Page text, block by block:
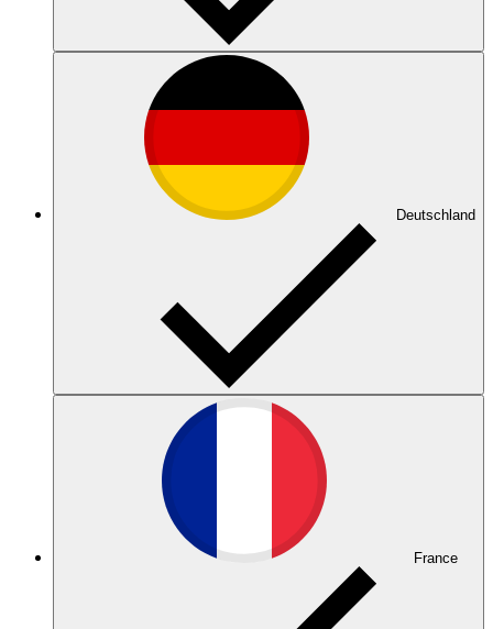
Deutschland
France